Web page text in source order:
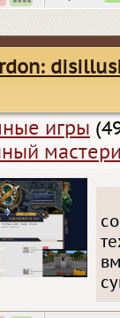
игры